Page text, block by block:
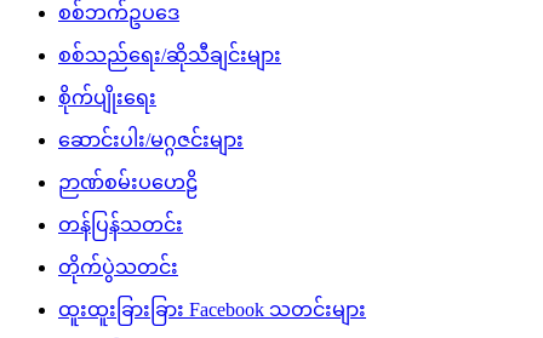
စစ်ဘက်ဥပဒေ
စစ်သည်ရေး/ဆိုသီချင်းများ
စိုက်ပျိုးရေး
ဆောင်းပါး/မဂ္ဂဇင်းများ
ဉာဏ်စမ်းပဟေဠိ
တန်ပြန်သတင်း
တိုက်ပွဲသတင်း
ထူးထူးခြားခြား Facebook သတင်းများ